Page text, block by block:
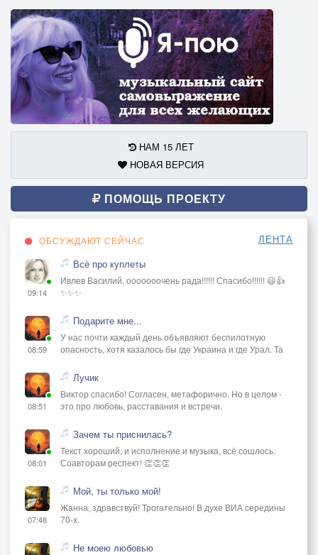
НАМ 15 ЛЕТ
НОВАЯ ВЕРСИЯ
ПОМОЩЬ ПРОЕКТУ
ОБСУЖДАЮТ СЕЙЧАС ЛЕНТА
09:14
Всё про куплеты
Ивлев Василий, ооооооочень рада!!!!!! Спасибо!!!!!! 😃👍
✨✨✨
08:59
Подарите мне...
У нас почти каждый день объявляют беспилотную
опасность, хотя казалось бы где Украина и где Урал. Та
08:51
Лучик
Виктор спасибо! Согласен, метафорично. Но в целом -
это про любовь, расставания и встречи.
08:01
Зачем ты приснилась?
Текст хороший, и исполнение и музыка, всё сошлось.
Соавторам респект! 👏👏👏
07:48
Мой, ты только мой!
Жанна, здравствуй! Трогательно! В духе ВИА середины
70-х.
Не моею любовью